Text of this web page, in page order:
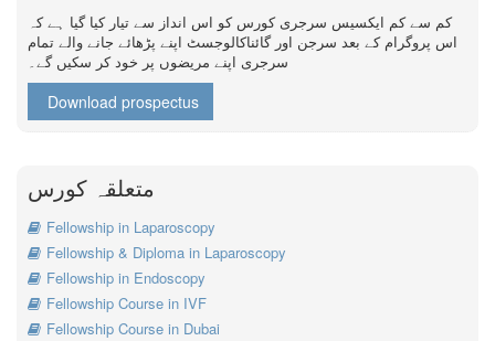
کم سے کم ایکسیس سرجری کورس کو اس انداز سے تیار کیا گیا ہے کہ
اس پروگرام کے بعد سرجن اور گائناکالوجسٹ اپنے پڑھائے جانے والے تمام
سرجری اپنے مریضوں پر خود کر سکیں گے۔
Download prospectus
متعلقہ کورس
Fellowship in Laparoscopy
Fellowship & Diploma in Laparoscopy
Fellowship in Endoscopy
Fellowship Course in IVF
Fellowship Course in Dubai